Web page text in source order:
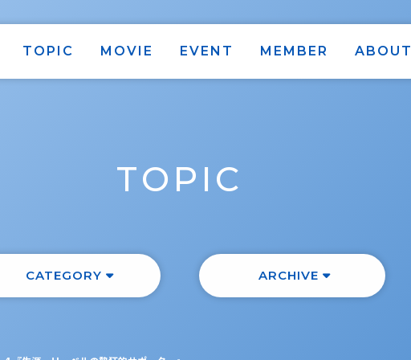
TOPIC MOVIE EVENT MEMBER ABOUT
TOPIC
CATEGORY ARCHIVE